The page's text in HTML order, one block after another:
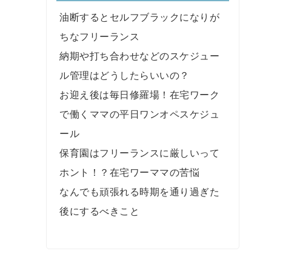
油断するとセルフブラックになりが
ちなフリーランス
納期や打ち合わせなどのスケジュー
ル管理はどうしたらいいの？
お迎え後は毎日修羅場！在宅ワーク
で働くママの平日ワンオペスケジュ
ール
保育園はフリーランスに厳しいって
ホント！？在宅ワーママの苦悩
なんでも頑張れる時期を通り過ぎた
後にするべきこと